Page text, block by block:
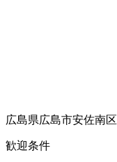
広島県広島市安佐南区
歓迎条件